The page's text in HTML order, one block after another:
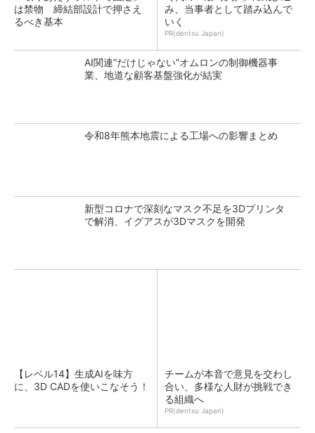
は禁物 締結部設計で押さえ
るべき基本
み、当事者として踏み込んで
いく
PR(dentsu Japan)
AI関連“だけじゃない”オムロンの制御機器事
業、地道な顧客基盤強化が結実
令和8年熊本地震による工場への影響まとめ
新型コロナで深刻なマスク不足を3Dプリンタ
で解消、イグアスが3Dマスクを開発
【レベル14】生成AIを味方
に、3D CADを使いこなそう！
チームが本音で意見を交わし
合い、多様な人財が挑戦でき
る組織へ
PR(dentsu Japan)